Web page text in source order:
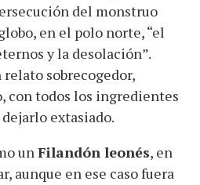
del monstruo
en el polo norte, “el
y la desolación”.
relato sobrecogedor,
con todos los ingredientes
extasiado.
un Filandón leonés, en
aunque en ese caso fuera